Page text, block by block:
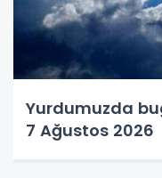
Yurdumuzda
7 Ağustos 2026